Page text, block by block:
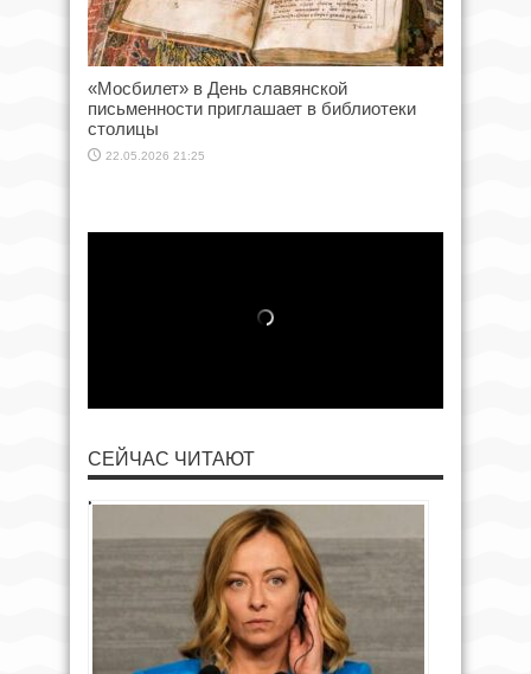
«Мосбилет» в День славянской
письменности приглашает в библиотеки
столицы
22.05.2026 21:25
СЕЙЧАС ЧИТАЮТ